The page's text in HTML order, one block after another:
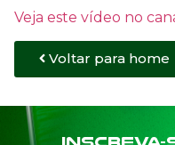
Veja este vídeo no
Voltar para home